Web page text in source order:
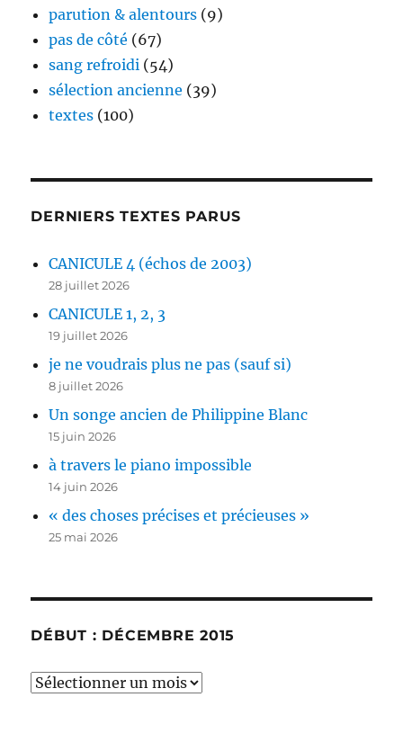
parution & alentours (9)
pas de côté (67)
sang refroidi (54)
sélection ancienne (39)
textes (100)
DERNIERS TEXTES PARUS
CANICULE 4 (échos de 2003)
28 juillet 2026
CANICULE 1, 2, 3
19 juillet 2026
je ne voudrais plus ne pas (sauf si)
8 juillet 2026
Un songe ancien de Philippine Blanc
15 juin 2026
à travers le piano impossible
14 juin 2026
« des choses précises et précieuses »
25 mai 2026
DÉBUT : DÉCEMBRE 2015
début